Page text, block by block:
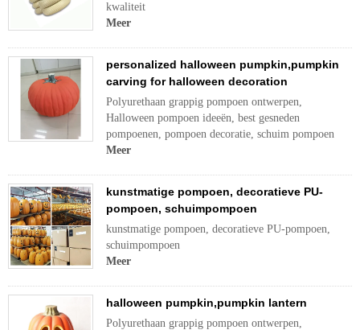
kwaliteit
Meer
personalized halloween pumpkin,pumpkin
carving for halloween decoration
Polyurethaan grappig pompoen ontwerpen,
Halloween pompoen ideeën, best gesneden
pompoenen, pompoen decoratie, schuim pompoen
Meer
kunstmatige pompoen, decoratieve PU-
pompoen, schuimpompoen
kunstmatige pompoen, decoratieve PU-pompoen,
schuimpompoen
Meer
halloween pumpkin,pumpkin lantern
Polyurethaan grappig pompoen ontwerpen,